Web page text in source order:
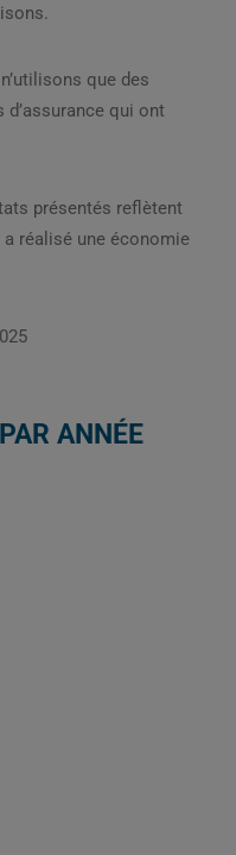
que des
qui ont
présentés reflètent
réalisé une économie
ANNÉE